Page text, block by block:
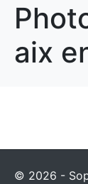
aix
© 2026 -